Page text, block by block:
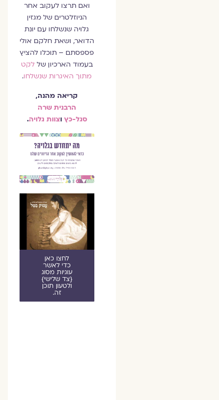
ואם תרצו לעקוב אחר
הניוזלטרים של מגזין
גלויה שנשלחו עם יונת
הדואר, ושאת חלקם אולי
פספסתם – תוכלו להציץ
בעמוד הארכיון שללקט
מתוך האיגרות שנשלחו.
קריאה מהנה,
הרבנית שרה
סגל-כץוצוות גלויה.
לחצו כאן
כדי לאשר
עוגיות מסוג
{צד שלישי}
ולטעון תוכן
זה.